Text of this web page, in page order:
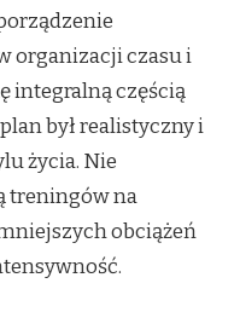
organizacji czasu i
integralną częścią
był realistyczny i
życia. Nie
treningów na
obciążeń